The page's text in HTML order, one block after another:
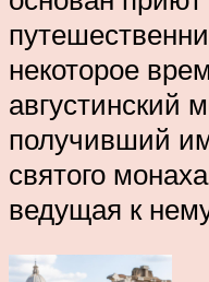
некоторое
августинский
получивший
святого
ведущая к